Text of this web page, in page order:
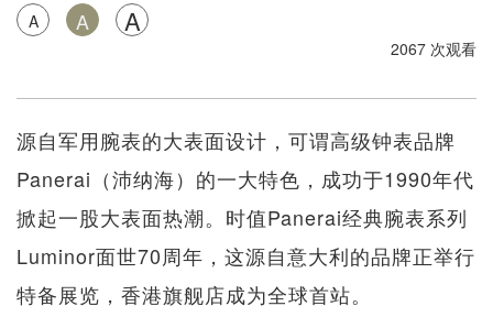
A A A
2067 次观看
源自军用腕表的大表面设计，可谓高级钟表品牌
Panerai（沛纳海）的一大特色，成功于1990年代
掀起一股大表面热潮。时值Panerai经典腕表系列
Luminor面世70周年，这源自意大利的品牌正举行
特备展览，香港旗舰店成为全球首站。